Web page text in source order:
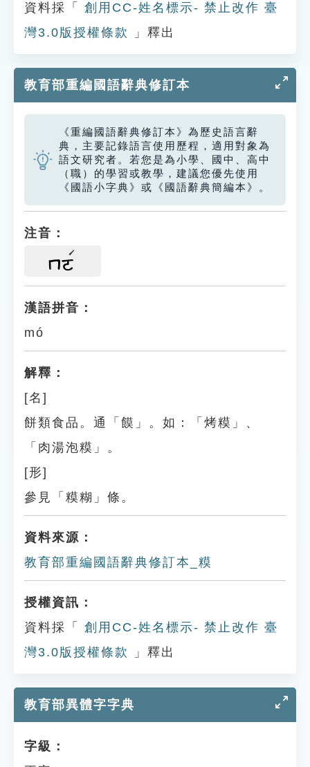
資料採「
創用CC-姓名標示- 禁止改作 臺
灣3.0版授權條款
」釋出
教育部重編國語辭典修訂本
《重編國語辭典修訂本》為歷史語言辭
典，主要記錄語言使用歷程，適用對象為
語文研究者。若您是為小學、國中、高中
（職）的學習或教學，建議您優先使用
《國語小字典》或《國語辭典簡編本》。
注音：
ㄇㄛ
漢語拼音：
mó
解釋：
[名]
餅類食品。通「饃」。如：「烤糢」、
「肉湯泡糢」。
[形]
參見「糢糊」條。
資料來源：
教育部重編國語辭典修訂本_糢
授權資訊：
資料採「
創用CC-姓名標示- 禁止改作 臺
灣3.0版授權條款
」釋出
教育部異體字字典
字級：